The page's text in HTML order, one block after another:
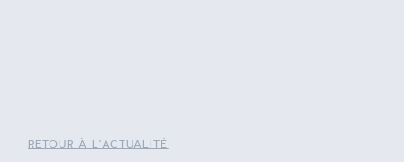
RETOUR À L'ACTUALITÉ